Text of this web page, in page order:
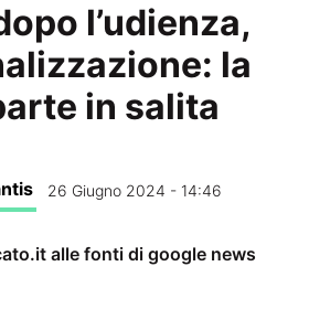
l’udienza,
la
in salita
26 Giugno 2024 - 14:46
alle fonti di google news